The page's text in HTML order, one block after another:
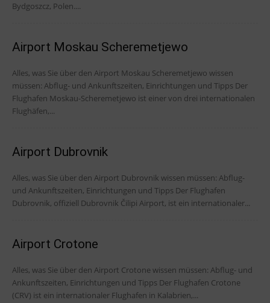
Bydgoszcz, Polen....
Airport Moskau Scheremetjewo
Alles, was Sie über den Airport Moskau Scheremetjewo wissen
müssen: Abflug- und Ankunftszeiten, Einrichtungen und Tipps Der
Flughafen Moskau-Scheremetjewo ist einer von drei internationalen
Flughäfen,...
Airport Dubrovnik
Alles, was Sie über den Airport Dubrovnik wissen müssen: Abflug-
und Ankunftszeiten, Einrichtungen und Tipps Der Flughafen
Dubrovnik, offiziell Dubrovnik Čilipi Airport, ist ein internationaler...
Airport Crotone
Alles, was Sie über den Airport Crotone wissen müssen: Abflug- und
Ankunftszeiten, Einrichtungen und Tipps Der Flughafen Crotone
(CRV) ist ein internationaler Flughafen in Kalabrien,...